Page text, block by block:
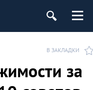
В ЗАКЛАДКИ
за